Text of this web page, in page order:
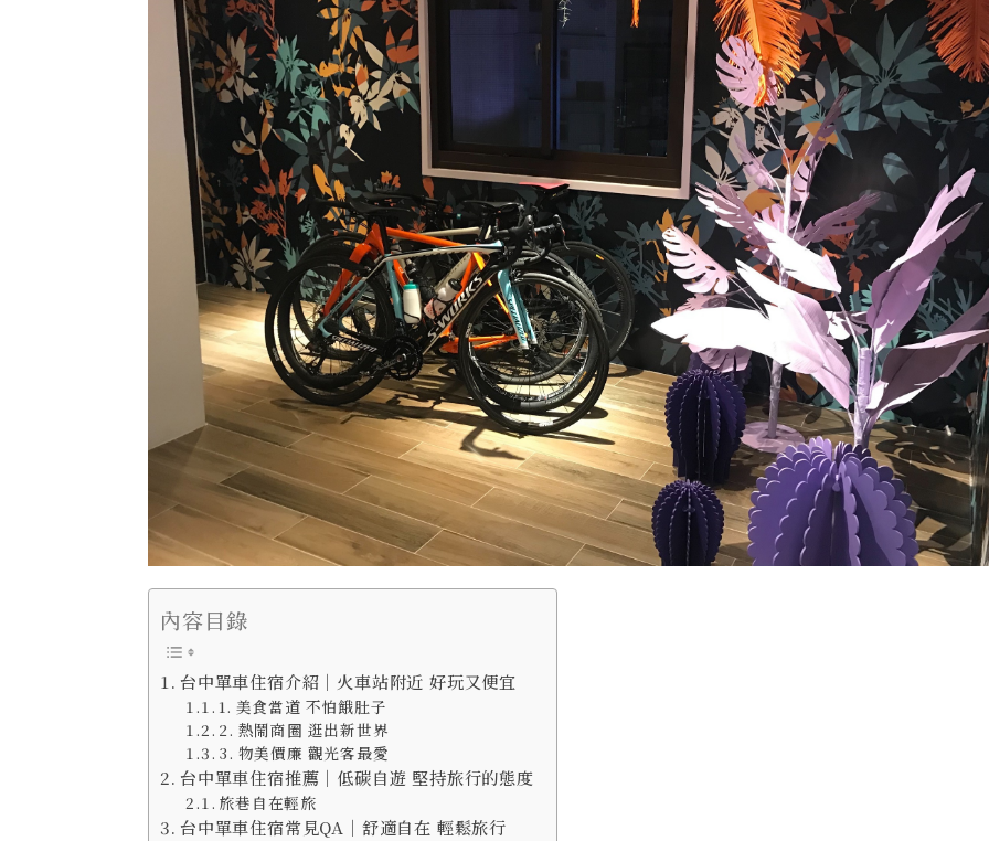
內容目錄
台中單車住宿介紹｜火車站附近 好玩又便宜
1. 美食當道 不怕餓肚子
2. 熱鬧商圈 逛出新世界
3. 物美價廉 觀光客最愛
台中單車住宿推薦｜低碳自遊 堅持旅行的態度
旅巷自在輕旅
台中單車住宿常見QA｜舒適自在 輕鬆旅行